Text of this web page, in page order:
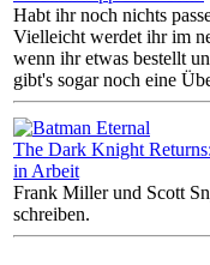
Habt ihr noch nichts
Vielleicht werdet ihr im
wenn ihr etwas bestellt
gibt's sogar noch eine
The Dark Knight
in Arbeit
Frank Miller und Scott
schreiben.